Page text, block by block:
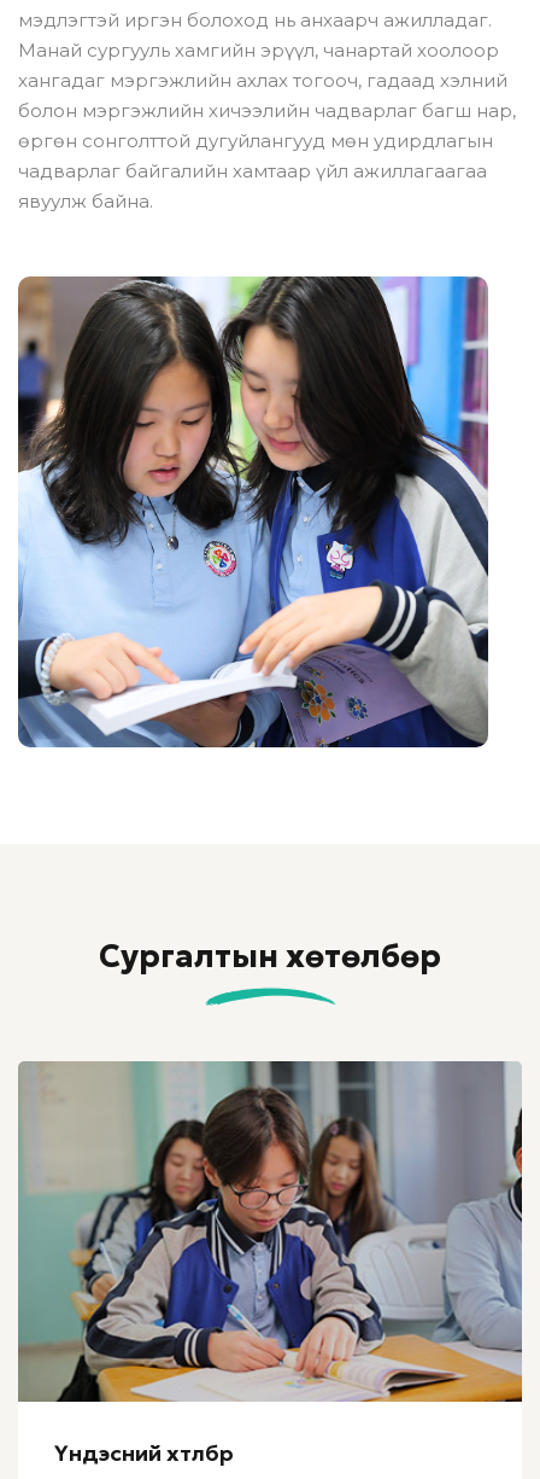
мэдлэгтэй иргэн болоход нь анхаарч ажилладаг.
Манай сургууль хамгийн эрүүл, чанартай хоолоор
хангадаг мэргэжлийн ахлах тогооч, гадаад хэлний
болон мэргэжлийн хичээлийн чадварлаг багш нар,
өргөн сонголттой дугуйлангууд мөн удирдлагын
чадварлаг байгалийн хамтаар үйл ажиллагаагаа
явуулж байна.
Сургалтын хөтөлбөр
Үндэсний хөтөлбөр